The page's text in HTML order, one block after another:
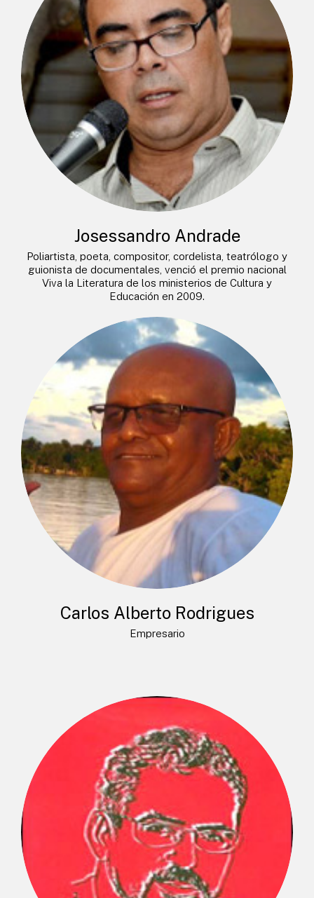
Josessandro Andrade
Poliartista, poeta, compositor, cordelista, teatrólogo y
guionista de documentales, venció el premio nacional
Viva la Literatura de los ministerios de Cultura y
Educación en 2009.
Carlos Alberto Rodrigues
Empresario